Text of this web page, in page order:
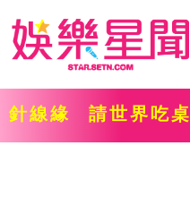
針線緣 請世界吃桌